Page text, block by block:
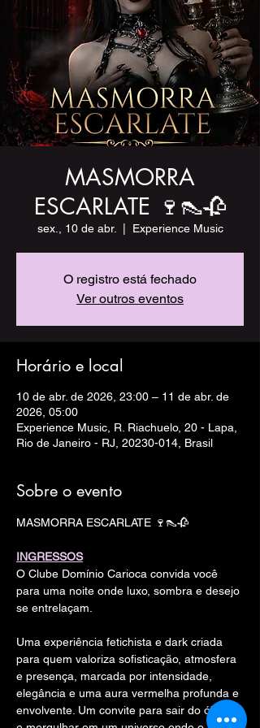
MASMORRA
ESCARLATE 🍷👠🥀
sex., 10 de abr. Experience Music
O registro está fechado
Ver outros eventos
Horário e local
10 de abr. de 2026, 23:00 – 11 de abr. de
2026, 05:00
Experience Music, R. Riachuelo, 20 - Lapa,
Rio de Janeiro - RJ, 20230-014, Brasil
Sobre o evento
MASMORRA ESCARLATE 🍷👠🥀
INGRESSOS
O Clube Domínio Carioca convida você
para uma noite onde luxo, sombra e desejo
se entrelaçam.
Uma experiência fetichista e dark criada
para quem valoriza sofisticação, atmosfera
e presença, marcada por intensidade,
elegância e uma aura vermelha profunda e
envolvente. Um convite para sair do óbvio